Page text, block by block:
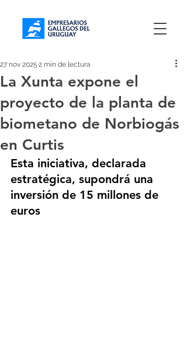
La Xunta expone el
proyecto de la planta de
biometano de Norbiogás
en Curtis
27 nov 2025 2 min de lectura
Esta iniciativa, declarada
estratégica, supondrá una
inversión de 15 millones de
euros